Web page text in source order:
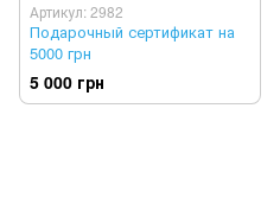
Артикул: 2982
Подарочный сертификат на
5000 грн
5 000 грн